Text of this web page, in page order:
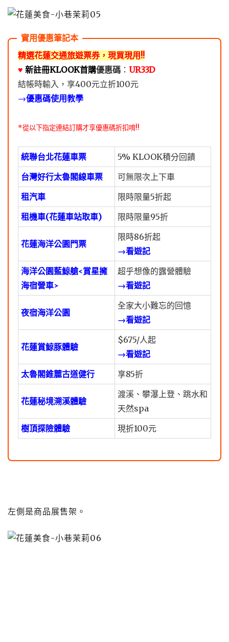
精選花蓮交通旅遊票券，現買現用!!
♥️ 新註冊KLOOK首購優惠碼 ： UR33D
結帳時輸入，享400元立折100元
→優惠碼使用教學
*從以下指定連結訂購才享優惠碼折扣唷!!
統聯台北花蓮車票
5% KLOOK積分回饋
台灣好行太魯閣線車票
可無限次上下車
租汽車
限時限量5折起
租機車(花蓮車站取車)
限時限量95折
花蓮海洋公園門票
限時86折起
→看遊記
海洋公園藍鯨艙<賞星擁
海宿營車>
超乎想像的露營體驗
→看遊記
夜宿海洋公園
全家大小難忘的回憶
→看遊記
花蓮賞鯨豚體驗
$675/人起
→看遊記
太魯閣錐麓古道健行
享85折
花蓮秘境溯溪體驗
渡溪、攀瀑上登、跳水和
天然spa
樹頂探險體驗
現折100元
左側是商品展售架。